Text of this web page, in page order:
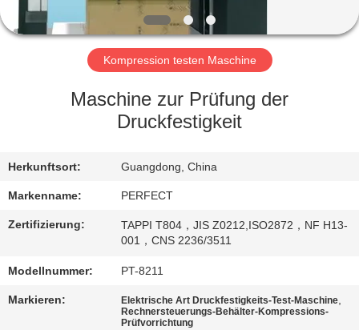
VR-
SHOW
FABRIK-
AUSFLUG
QUALITÄTSKONTROLLE
FORDERN
Kompression testen Maschine
Maschine zur Prüfung der
Druckfestigkeit
Herkunftsort: Guangdong, China
Markenname: PERFECT
Zertifizierung:
TAPPI T804，JIS Z0212,ISO2872，NF H13-
001，CNS 2236/3511
Modellnummer: PT-8211
Markieren: Elektrische Art Druckfestigkeits-Test-Maschine,
Rechnersteuerungs-Behälter-Kompressions-
Prüfvorrichtung